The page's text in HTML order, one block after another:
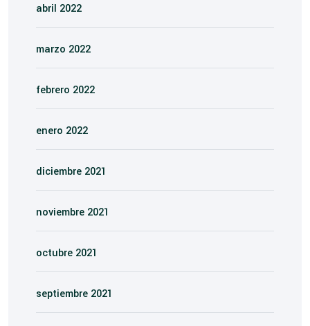
abril 2022
marzo 2022
febrero 2022
enero 2022
diciembre 2021
noviembre 2021
octubre 2021
septiembre 2021